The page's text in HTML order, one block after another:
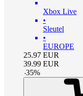
Xbox Live
•
Sleutel
•
EUROPE
25.97 EUR
39.99 EUR
-35%